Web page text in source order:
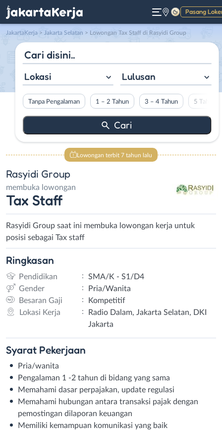
Pasang
Gelap
JakartaKerja > Jakarta Selatan > Lowongan Tax Staff di Rasyidi Group
Lokasi Lulusan
Tanpa Pengalaman 1 – 2 Tahun 3 – 4 Tahun 5 Tahun
Lowongan terbit 7 tahun lalu
Rasyidi Group
membuka lowongan
Tax Staff
Rasyidi Group saat ini membuka lowongan kerja untuk
posisi sebagai Tax staff
Ringkasan
Pendidikan :
SMA/K - S1/D4
Gender
:
Pria/Wanita
Besaran Gaji
:
Kompetitif
Lokasi Kerja
:
Radio Dalam, Jakarta Selatan, DKI
Jakarta
Syarat Pekerjaan
Pria/wanita
Pengalaman 1 -2 tahun di bidang yang sama
Memahami dasar perpajakan, update regulasi
Memahami hubungan antara transaksi pajak dengan
pemostingan dilaporan keuangan
Memiliki kemampuan komunikasi yang baik